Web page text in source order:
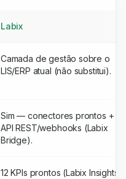
Labix
Camada de gestão sobre o
LIS/ERP atual (não substitui).
Sim — conectores prontos +
API REST/webhooks (Labix
Bridge).
12 KPIs prontos (Labix Insights),